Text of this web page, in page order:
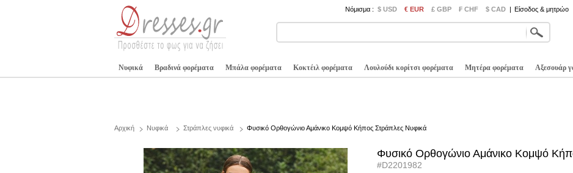
Νόμισμα : $ USD € EUR £ GBP ₣ CHF $ CAD | Είσοδος & μητρώο
Νυφικά Βραδινά φορέματα Μπάλα φορέματα Κοκτέιλ φορέματα Λουλούδι κορίτσι φορέματα Μητέρα φορέματα Αξεσουάρ
Αρχική Νυφικά Στράπλες νυφικά Φυσικό Ορθογώνιο Αμάνικο Κομψό Κήπος Στράπλες Νυφικά
Φυσικό Ορθογώνιο Αμάνικο Κομψό
#D2201982